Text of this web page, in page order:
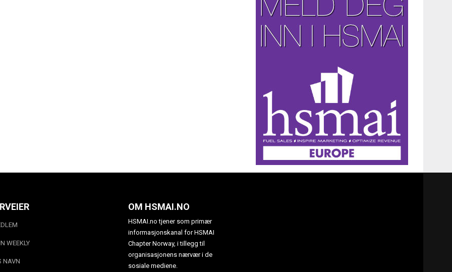
WEEKLY
NAVN
OM HSMAI.NO
HSMAI.no tjener som primær
informasjonskanal for HSMAI
Chapter Norway, i tillegg til
organisasjonens nærvær i de
sosiale mediene.